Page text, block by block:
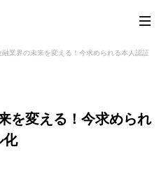
融業界の未来を変える！今求められる本人認証
を変える！今求められ